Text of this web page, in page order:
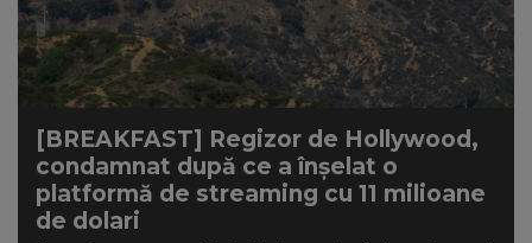
[BREAKFAST] Regizor de Hollywood,
condamnat după ce a înșelat o
platformă de streaming cu 11 milioane
de dolari